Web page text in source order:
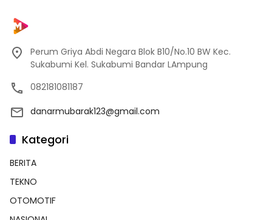
Perum Griya Abdi Negara Blok B10/No.10 BW Kec.
Sukabumi Kel. Sukabumi Bandar LAmpung
082181081187
danarmubarak123@gmail.com
Kategori
BERITA
TEKNO
OTOMOTIF